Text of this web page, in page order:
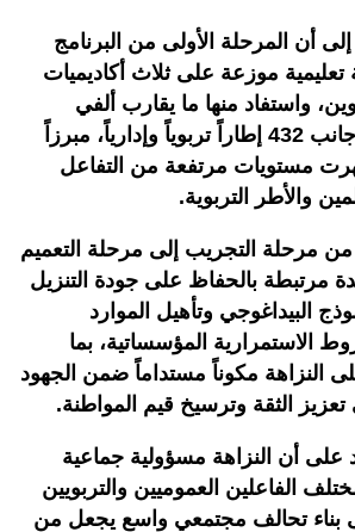
أن المرحلة الأولى من البرنامج
تعليمية موزعة على ثلاث أكاديميات
واستفاد منها ما يقارب ألفي
تلميذة وتلميذ، إلى جانب 432 إطاراً تربوياً وإدارياً، مبرزاً
مستويات مرتفعة من التفاعل
والأطر التربوية.
من مرحلة التجريب إلى مرحلة التعميم
مرتبطة بالحفاظ على جودة التنزيل
البيداغوجي وتأهيل الموارد
الاستمرارية المؤسساتية، بما
النزاهة مكوناً مستداماً ضمن الجهود
تعزيز الثقة وترسيخ قيم المواطنة.
على أن النزاهة مسؤولية جماعية
الفاعلين العموميين والتربويين
بناء تحالف مجتمعي واسع يجعل من